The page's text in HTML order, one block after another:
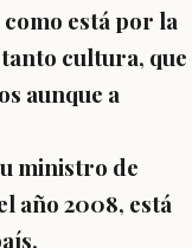
está por la
cultura, que
aunque a
ministro de
año 2008, está